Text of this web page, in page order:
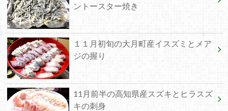
ントースター焼き
１１月初旬の大月町産イスズミとメア
ジの握り
11月前半の高知県産スズキとヒラスズ
キの刺身